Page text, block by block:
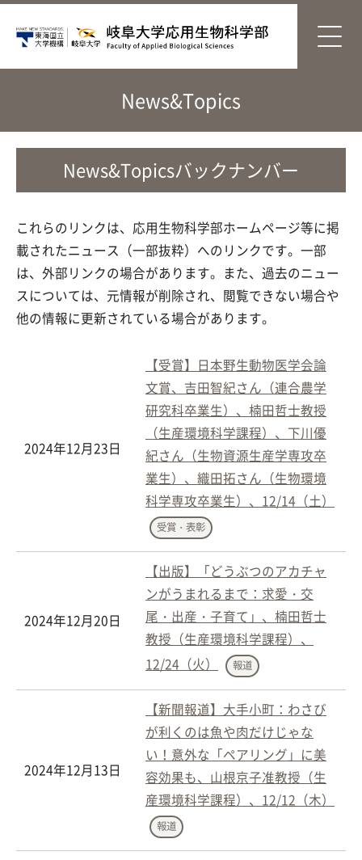
News&Topics
News&Topicsバックナンバー
これらのリンクは、応用生物科学部ホームページ等に掲
載されたニュース（一部抜粋）へのリンクです。一部
は、外部リンクの場合があります。また、過去のニュー
スについては、元情報が削除され、閲覧できない場合や
他の情報に更新されている場合があります。
2024年12月23日
【受賞】日本野生動物医学会論
文賞、吉田智紀さん（連合農学
研究科卒業生）、楠田哲士教授
（生産環境科学課程）、下川優
紀さん（生物資源生産学専攻卒
業生）、織田拓さん（生物環境
科学専攻卒業生）、12/14（土）
受賞・表彰
2024年12月20日
【出版】「どうぶつのアカチャ
ンがうまれるまで：求愛・交
尾・出産・子育て」、楠田哲士
教授（生産環境科学課程）、
12/24（火）
報道
2024年12月13日
【新聞報道】大手小町：わさび
が利くのは魚や肉だけじゃな
い！意外な「ペアリング」に美
容効果も、山根京子准教授（生
産環境科学課程）、12/12（木）
報道